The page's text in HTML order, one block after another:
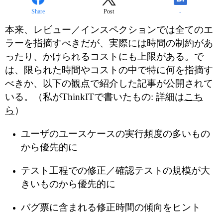
Share Post -
本来、レビュー／インスペクションでは全てのエ
ラーを指摘すべきだが、実際には時間の制約があ
ったり、かけられるコストにも上限がある。で
は、限られた時間やコストの中で特に何を指摘す
べきか、以下の観点で紹介した記事が公開されて
いる。（私がThinkITで書いたもの: 詳細はこち
ら ）
ユーザのユースケースの実行頻度の多いもの
から優先的に
テスト工程での修正／確認テストの規模が大
きいものから優先的に
バグ票に含まれる修正時間の傾向をヒント